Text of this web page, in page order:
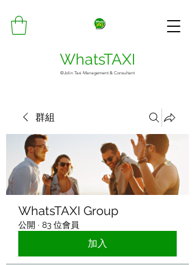
WhatsTAXI
©Jolin Taxi Management & Consultant
群組
WhatsTAXI Group
公開 · 83 位會員
加入